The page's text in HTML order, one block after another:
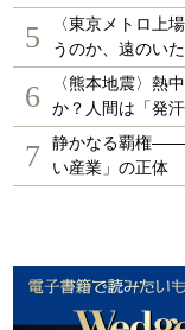
5
〈東京メトロ上
うのか、遠のい
6
〈熊本地震〉熱
か？人間は「発
7
静かなる覇権――
い産業」の正体